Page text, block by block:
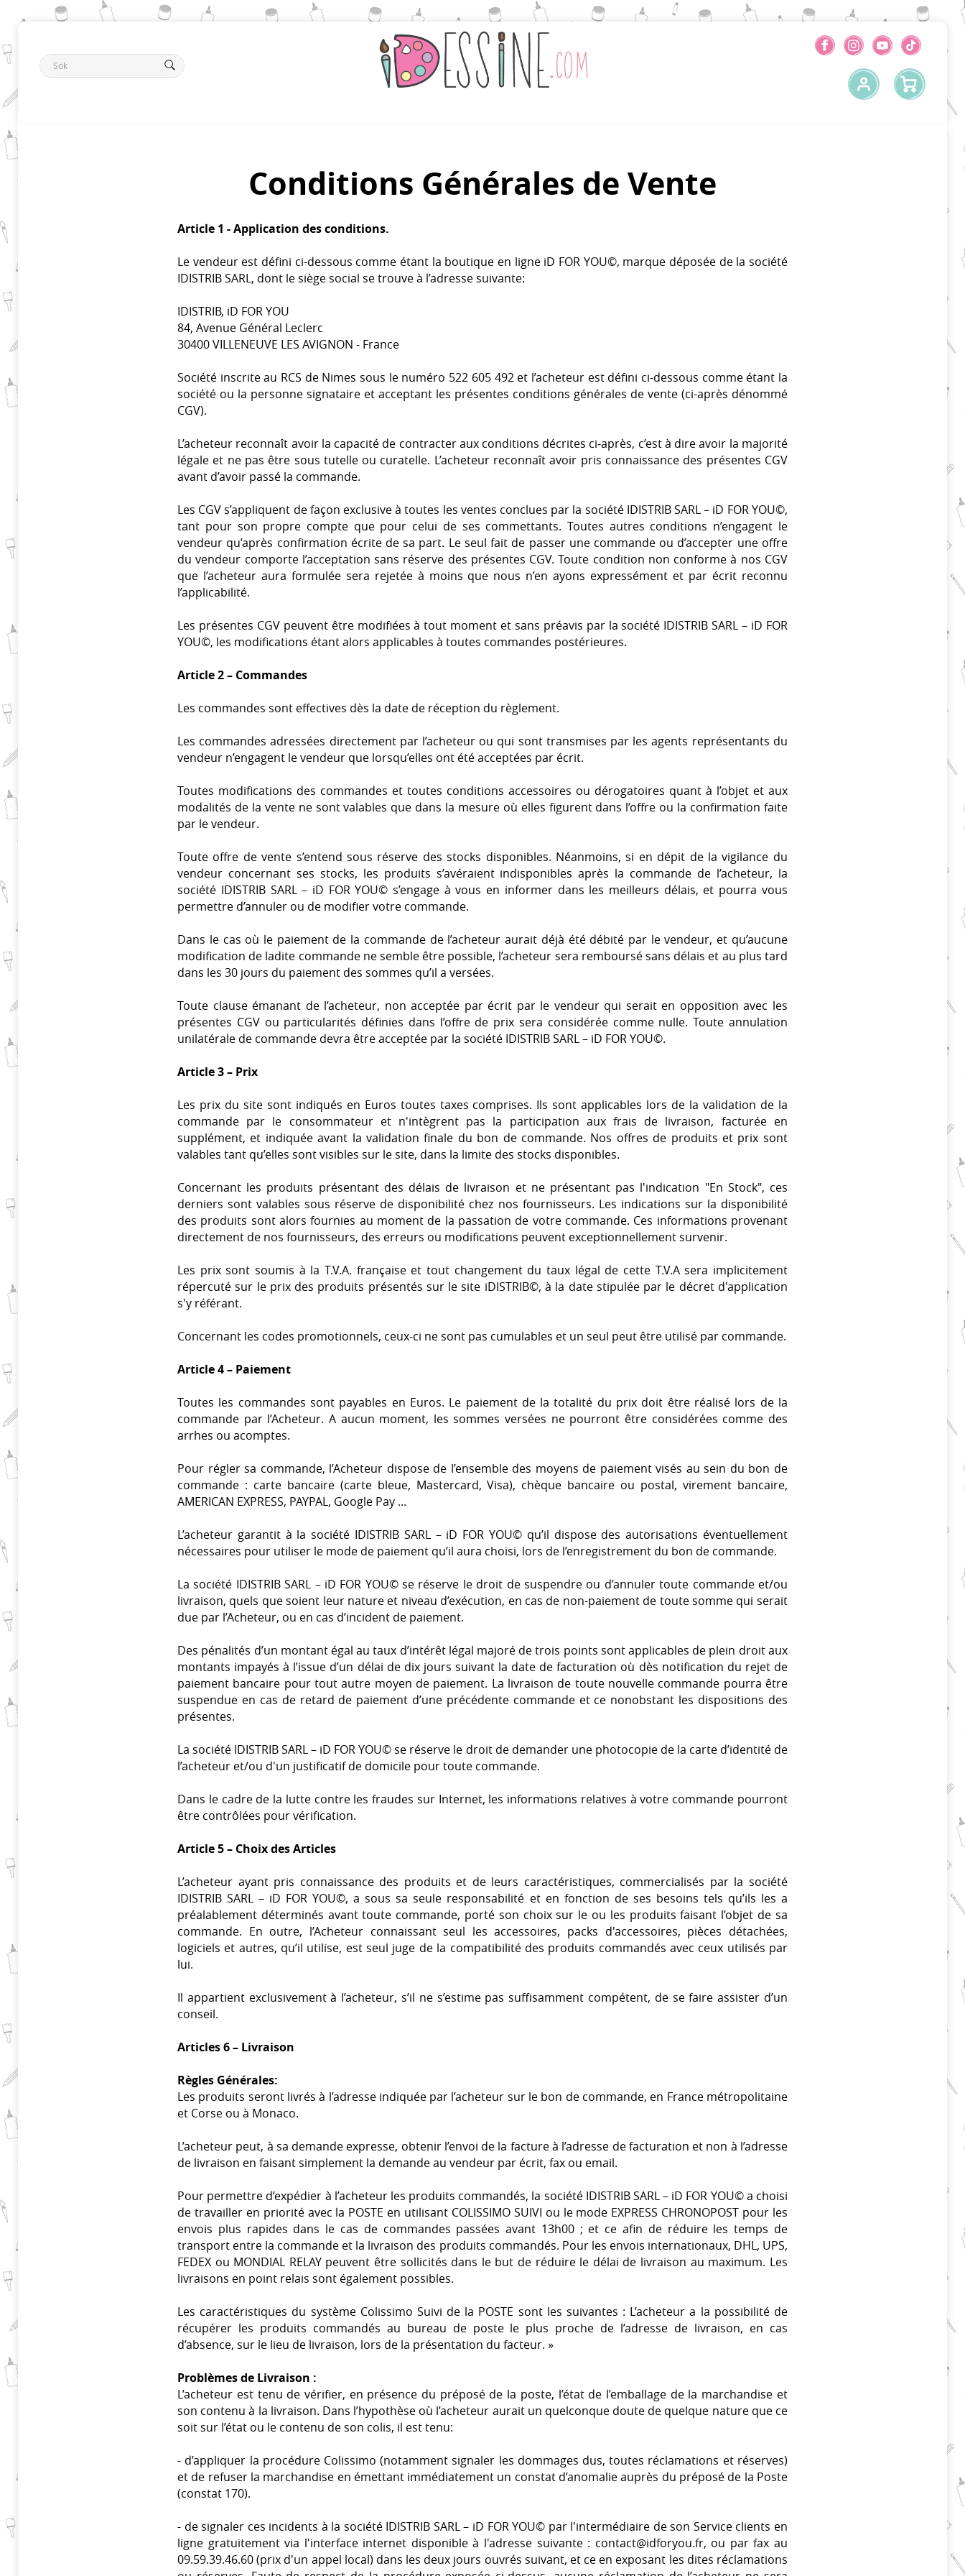
Conditions Générales de Vente
Article 1 - Application des conditions.
Le vendeur est défini ci-dessous comme étant la boutique en ligne iD FOR YOU©, marque déposée de la société
IDISTRIB SARL, dont le siège social se trouve à l’adresse suivante:
IDISTRIB, iD FOR YOU
84, Avenue Général Leclerc
30400 VILLENEUVE LES AVIGNON - France
Société inscrite au RCS de Nimes sous le numéro 522 605 492 et l’acheteur est défini ci-dessous comme étant la
société ou la personne signataire et acceptant les présentes conditions générales de vente (ci-après dénommé
CGV).
L’acheteur reconnaît avoir la capacité de contracter aux conditions décrites ci-après, c’est à dire avoir la majorité
légale et ne pas être sous tutelle ou curatelle. L’acheteur reconnaît avoir pris connaissance des présentes CGV
avant d’avoir passé la commande.
Les CGV s’appliquent de façon exclusive à toutes les ventes conclues par la société IDISTRIB SARL – iD FOR YOU©,
tant pour son propre compte que pour celui de ses commettants. Toutes autres conditions n’engagent le
vendeur qu’après confirmation écrite de sa part. Le seul fait de passer une commande ou d’accepter une offre
du vendeur comporte l’acceptation sans réserve des présentes CGV. Toute condition non conforme à nos CGV
que l’acheteur aura formulée sera rejetée à moins que nous n’en ayons expressément et par écrit reconnu
l’applicabilité.
Les présentes CGV peuvent être modifiées à tout moment et sans préavis par la société IDISTRIB SARL – iD FOR
YOU©, les modifications étant alors applicables à toutes commandes postérieures.
Article 2 – Commandes
Les commandes sont effectives dès la date de réception du règlement.
Les commandes adressées directement par l’acheteur ou qui sont transmises par les agents représentants du
vendeur n’engagent le vendeur que lorsqu’elles ont été acceptées par écrit.
Toutes modifications des commandes et toutes conditions accessoires ou dérogatoires quant à l’objet et aux
modalités de la vente ne sont valables que dans la mesure où elles figurent dans l’offre ou la confirmation faite
par le vendeur.
Toute offre de vente s’entend sous réserve des stocks disponibles. Néanmoins, si en dépit de la vigilance du
vendeur concernant ses stocks, les produits s’avéraient indisponibles après la commande de l’acheteur, la
société IDISTRIB SARL – iD FOR YOU© s’engage à vous en informer dans les meilleurs délais, et pourra vous
permettre d’annuler ou de modifier votre commande.
Dans le cas où le paiement de la commande de l’acheteur aurait déjà été débité par le vendeur, et qu’aucune
modification de ladite commande ne semble être possible, l’acheteur sera remboursé sans délais et au plus tard
dans les 30 jours du paiement des sommes qu’il a versées.
Toute clause émanant de l’acheteur, non acceptée par écrit par le vendeur qui serait en opposition avec les
présentes CGV ou particularités définies dans l’offre de prix sera considérée comme nulle. Toute annulation
unilatérale de commande devra être acceptée par la société IDISTRIB SARL – iD FOR YOU©.
Article 3 – Prix
Les prix du site sont indiqués en Euros toutes taxes comprises. Ils sont applicables lors de la validation de la
commande par le consommateur et n'intègrent pas la participation aux frais de livraison, facturée en
supplément, et indiquée avant la validation finale du bon de commande. Nos offres de produits et prix sont
valables tant qu’elles sont visibles sur le site, dans la limite des stocks disponibles.
Concernant les produits présentant des délais de livraison et ne présentant pas l'indication "En Stock", ces
derniers sont valables sous réserve de disponibilité chez nos fournisseurs. Les indications sur la disponibilité
des produits sont alors fournies au moment de la passation de votre commande. Ces informations provenant
directement de nos fournisseurs, des erreurs ou modifications peuvent exceptionnellement survenir.
Les prix sont soumis à la T.V.A. française et tout changement du taux légal de cette T.V.A sera implicitement
répercuté sur le prix des produits présentés sur le site iDISTRIB©, à la date stipulée par le décret d'application
s'y référant.
Concernant les codes promotionnels, ceux-ci ne sont pas cumulables et un seul peut être utilisé par commande.
Article 4 – Paiement
Toutes les commandes sont payables en Euros. Le paiement de la totalité du prix doit être réalisé lors de la
commande par l’Acheteur. A aucun moment, les sommes versées ne pourront être considérées comme des
arrhes ou acomptes.
Pour régler sa commande, l’Acheteur dispose de l’ensemble des moyens de paiement visés au sein du bon de
commande : carte bancaire (carte bleue, Mastercard, Visa), chèque bancaire ou postal, virement bancaire,
AMERICAN EXPRESS, PAYPAL, Google Pay ...
L’acheteur garantit à la société IDISTRIB SARL – iD FOR YOU© qu’il dispose des autorisations éventuellement
nécessaires pour utiliser le mode de paiement qu’il aura choisi, lors de l’enregistrement du bon de commande.
La société IDISTRIB SARL – iD FOR YOU© se réserve le droit de suspendre ou d’annuler toute commande et/ou
livraison, quels que soient leur nature et niveau d’exécution, en cas de non-paiement de toute somme qui serait
due par l’Acheteur, ou en cas d’incident de paiement.
Des pénalités d’un montant égal au taux d’intérêt légal majoré de trois points sont applicables de plein droit aux
montants impayés à l’issue d’un délai de dix jours suivant la date de facturation où dès notification du rejet de
paiement bancaire pour tout autre moyen de paiement. La livraison de toute nouvelle commande pourra être
suspendue en cas de retard de paiement d’une précédente commande et ce nonobstant les dispositions des
présentes.
La société IDISTRIB SARL – iD FOR YOU© se réserve le droit de demander une photocopie de la carte d’identité de
l’acheteur et/ou d'un justificatif de domicile pour toute commande.
Dans le cadre de la lutte contre les fraudes sur Internet, les informations relatives à votre commande pourront
être contrôlées pour vérification.
Article 5 – Choix des Articles
L’acheteur ayant pris connaissance des produits et de leurs caractéristiques, commercialisés par la société
IDISTRIB SARL – iD FOR YOU©, a sous sa seule responsabilité et en fonction de ses besoins tels qu’ils les a
préalablement déterminés avant toute commande, porté son choix sur le ou les produits faisant l’objet de sa
commande. En outre, l’Acheteur connaissant seul les accessoires, packs d'accessoires, pièces détachées,
logiciels et autres, qu’il utilise, est seul juge de la compatibilité des produits commandés avec ceux utilisés par
lui.
Il appartient exclusivement à l’acheteur, s’il ne s’estime pas suffisamment compétent, de se faire assister d’un
conseil.
Articles 6 – Livraison
Règles Générales:
Les produits seront livrés à l’adresse indiquée par l’acheteur sur le bon de commande, en France métropolitaine
et Corse ou à Monaco.
L’acheteur peut, à sa demande expresse, obtenir l’envoi de la facture à l’adresse de facturation et non à l’adresse
de livraison en faisant simplement la demande au vendeur par écrit, fax ou email.
Pour permettre d’expédier à l’acheteur les produits commandés, la société IDISTRIB SARL – iD FOR YOU© a choisi
de travailler en priorité avec la POSTE en utilisant COLISSIMO SUIVI ou le mode EXPRESS CHRONOPOST pour les
envois plus rapides dans le cas de commandes passées avant 13h00 ; et ce afin de réduire les temps de
transport entre la commande et la livraison des produits commandés. Pour les envois internationaux, DHL, UPS,
FEDEX ou MONDIAL RELAY peuvent être sollicités dans le but de réduire le délai de livraison au maximum. Les
livraisons en point relais sont également possibles.
Les caractéristiques du système Colissimo Suivi de la POSTE sont les suivantes : L’acheteur a la possibilité de
récupérer les produits commandés au bureau de poste le plus proche de l’adresse de livraison, en cas
d’absence, sur le lieu de livraison, lors de la présentation du facteur. »
Problèmes de Livraison :
L’acheteur est tenu de vérifier, en présence du préposé de la poste, l’état de l’emballage de la marchandise et
son contenu à la livraison. Dans l’hypothèse où l’acheteur aurait un quelconque doute de quelque nature que ce
soit sur l’état ou le contenu de son colis, il est tenu:
- d’appliquer la procédure Colissimo (notamment signaler les dommages dus, toutes réclamations et réserves)
et de refuser la marchandise en émettant immédiatement un constat d’anomalie auprès du préposé de la Poste
(constat 170).
- de signaler ces incidents à la société IDISTRIB SARL – iD FOR YOU© par l'intermédiaire de son Service clients en
ligne gratuitement via l'interface internet disponible à l'adresse suivante : contact@idforyou.fr, ou par fax au
09.59.39.46.60 (prix d'un appel local) dans les deux jours ouvrés suivant, et ce en exposant les dites réclamations